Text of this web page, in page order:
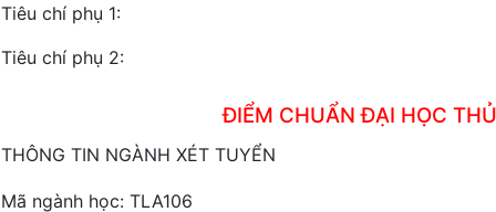
Tiêu chí phụ 1:
Tiêu chí phụ 2:
ĐIỂM CHUẨN ĐẠI HỌC
THÔNG TIN NGÀNH XÉT TUYỂN
Mã ngành học: TLA106